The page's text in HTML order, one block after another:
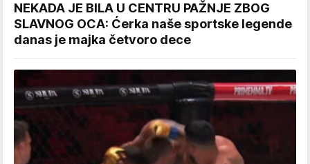
NEKADA JE BILA U CENTRU PAŽNJE ZBOG
SLAVNOG OCA: Ćerka naše sportske legende
danas je majka četvoro dece